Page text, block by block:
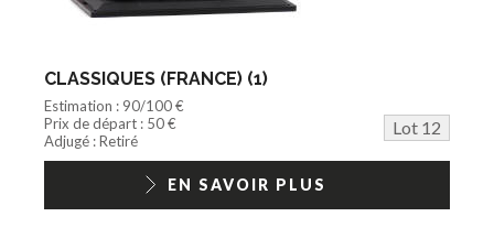
CLASSIQUES (FRANCE) (1)
Estimation : 90/100 €
Prix de départ : 50 €
Lot 12
Adjugé : Retiré
EN SAVOIR PLUS